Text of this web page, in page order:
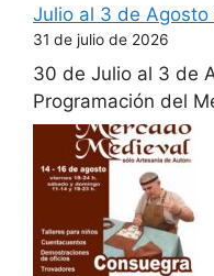
Julio al 3 de Agosto
31 de julio de 2026
30 de Julio al 3 de
Programación del